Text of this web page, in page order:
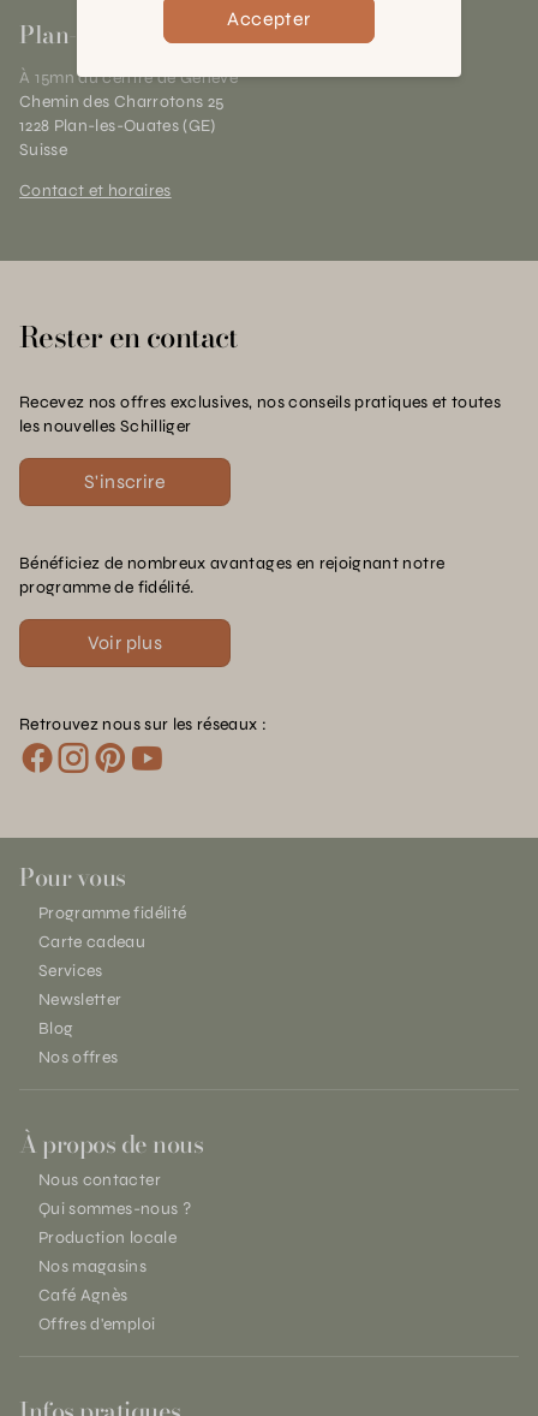
Plan-les-Ouates
À 15mn du centre de Genève
Chemin des Charrotons 25
1228 Plan-les-Ouates (GE)
Suisse
Contact et horaires
Rester en contact
Recevez nos offres exclusives, nos conseils pratiques et toutes
les nouvelles Schilliger
S'inscrire
Bénéficiez de nombreux avantages en rejoignant notre
programme de fidélité.
Voir plus
Retrouvez nous sur les réseaux :
Pour vous
Programme fidélité
Carte cadeau
Services
Newsletter
Blog
Nos offres
À propos de nous
Nous contacter
Qui sommes-nous ?
Production locale
Nos magasins
Café Agnès
Offres d'emploi
Accepter